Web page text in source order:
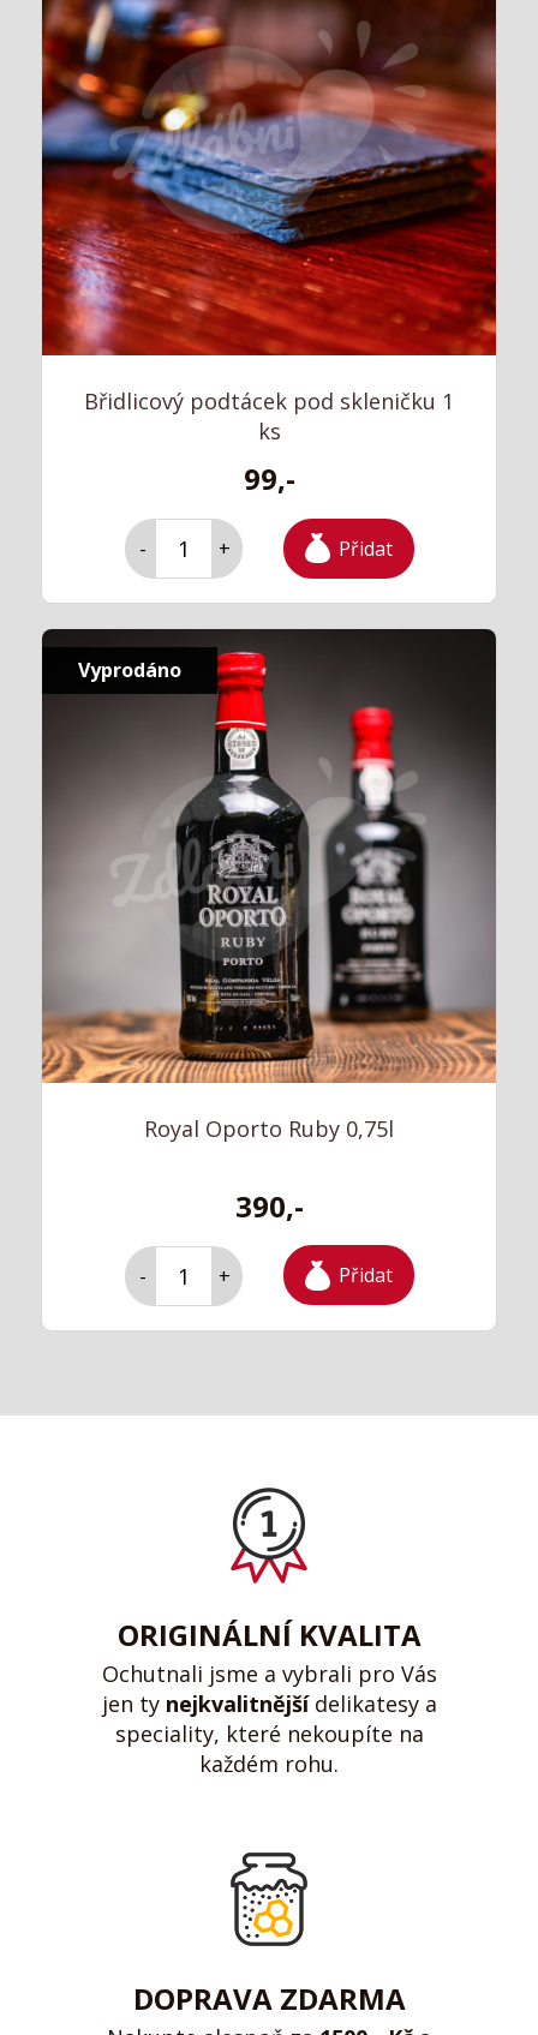
Břidlicový podtácek pod skleničku 1
ks
99,-
- + Přidat
Royal Oporto Ruby 0,75l
Vyprodáno
390,-
- + Přidat
ORIGINÁLNÍ KVALITA
Ochutnali jsme a vybrali pro Vás
jen ty nejkvalitnějšídelikatesy a
speciality, které nekoupíte na
každém rohu.
DOPRAVA ZDARMA